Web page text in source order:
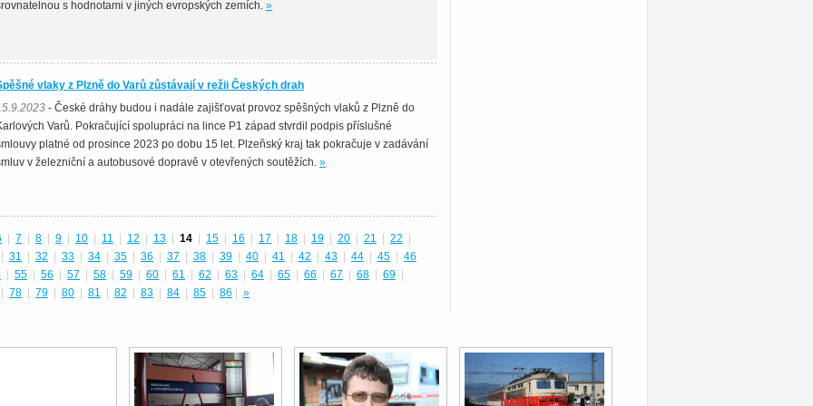
s hodnotami v jiných evropských zemích. »
vlaky z Plzně do Varů zůstávají v režii Českých drah
- České dráhy budou i nadále zajišťovat provoz spěšných vlaků z Plzně do
Varů. Pokračující spolupráci na lince P1 západ stvrdil podpis příslušné
platné od prosince 2023 po dobu 15 let. Plzeňský kraj tak pokračuje v zadávání
v železniční a autobusové dopravě v otevřených soutěžích. »
7 8 9 10 11 12 13 14 15 16 17 18 19 20 21 22
31 32 33 34 35 36 37 38 39 40 41 42 43 44 45
46
55 56 57 58 59 60 61 62 63 64 65 66 67 68 69
78 79 80 81 82 83 84 85 86 »